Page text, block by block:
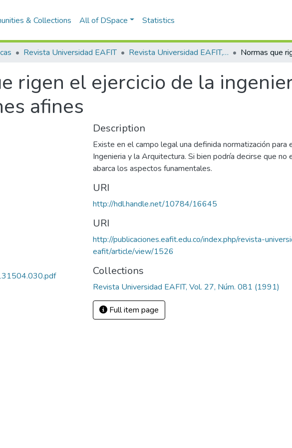
& Collections All of DSpace Statistics
Revista Universidad EAFIT Revista Universidad EAFIT, Vol. 27, Núm. 081 (1991)
rigen el ejercicio de la
afines
Description
Existe en el campo legal una definida normatización para
Ingenieria y la Arquitectura. Si bien podría decirse que no
abarca los aspectos funamentales.
URI
http://hdl.handle.net/10784/16645
URI
http://publicaciones.eafit.edu.co/index.php/revista-
eafit/article/view/1526
Collections
Revista Universidad EAFIT, Vol. 27, Núm. 081 (1991)
Full item page